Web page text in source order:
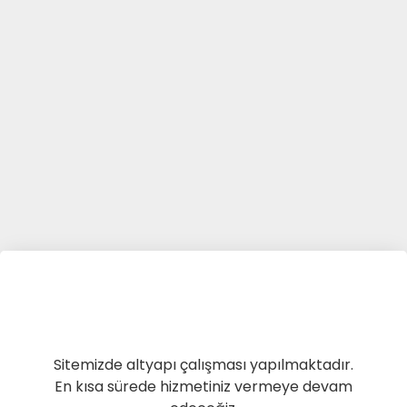
Sitemizde altyapı çalışması yapılmaktadır.
En kısa sürede hizmetiniz vermeye devam